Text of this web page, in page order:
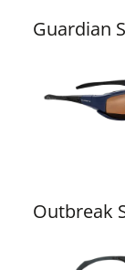
Guardian
Outbreak